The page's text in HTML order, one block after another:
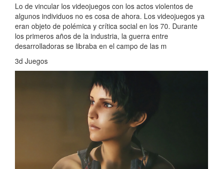
Lo de vincular los videojuegos con los actos violentos de
algunos individuos no es cosa de ahora. Los videojuegos ya
eran objeto de polémica y crítica social en los 70. Durante
los primeros años de la industria, la guerra entre
desarrolladoras se libraba en el campo de las m
3d Juegos